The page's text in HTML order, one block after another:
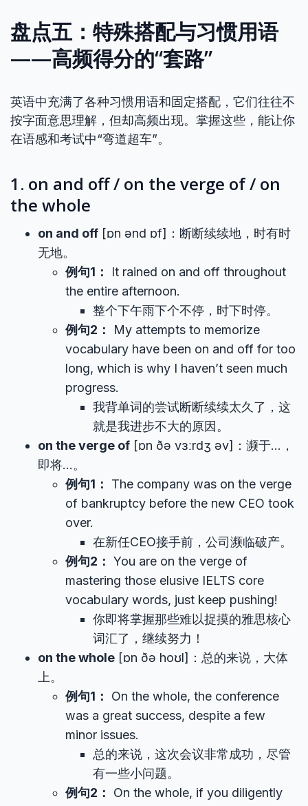
盘点五：特殊搭配与习惯用语
——高频得分的“套路”
英语中充满了各种习惯用语和固定搭配，它们往往不
按字面意思理解，但却高频出现。掌握这些，能让你
在语感和考试中“弯道超车”。
1. on and off / on the verge of / on
the whole
on and off [ɒn ənd ɒf]：断断续续地，时有时
无地。
例句1：
It rained on and off throughout
the entire afternoon.
整个下午雨下个不停，时下时停。
例句2：
My attempts to memorize
vocabulary have been on and off for too
long, which is why I haven’t seen much
progress.
我背单词的尝试断断续续太久了，这
就是我进步不大的原因。
on the verge of [ɒn ðə vɜːrdʒ əv]：濒于…，
即将…。
例句1：
The company was on the verge
of bankruptcy before the new CEO took
over.
在新任CEO接手前，公司濒临破产。
例句2： You are on the verge of
mastering those elusive IELTS core
vocabulary words, just keep pushing!
你即将掌握那些难以捉摸的雅思核心
词汇了，继续努力！
on the whole [ɒn ðə hoʊl]：总的来说，大体
上。
例句1：
On the whole, the conference
was a great success, despite a few
minor issues.
总的来说，这次会议非常成功，尽管
有一些小问题。
例句2：
On the whole, if you diligently